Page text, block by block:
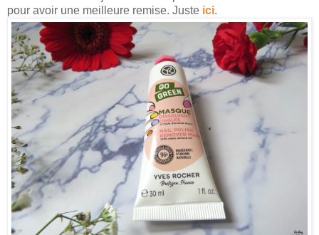
pour avoir une meilleure remise. Juste ici.